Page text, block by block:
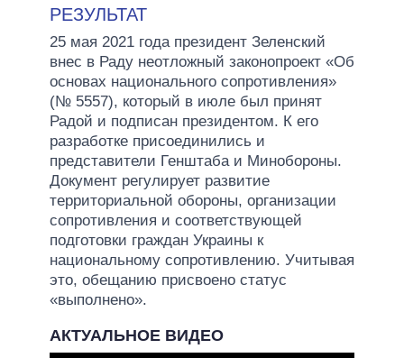
РЕЗУЛЬТАТ
25 мая 2021 года президент Зеленский
внес в Раду неотложный законопроект «Об
основах национального сопротивления»
(№ 5557), который в июле был принят
Радой и подписан президентом. К его
разработке присоединились и
представители Генштаба и Минобороны.
Документ регулирует развитие
территориальной обороны, организации
сопротивления и соответствующей
подготовки граждан Украины к
национальному сопротивлению. Учитывая
это, обещанию присвоено статус
«выполнено».
АКТУАЛЬНОЕ ВИДЕО